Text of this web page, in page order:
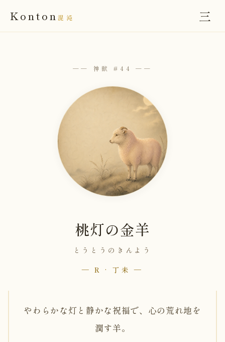
Konton 混沌 三
── 神獣 #44 ──
桃灯の金羊
とうとうのきんよう
— R · 丁未 —
やわらかな灯と静かな祝福で、心の荒れ地を
潤す羊。